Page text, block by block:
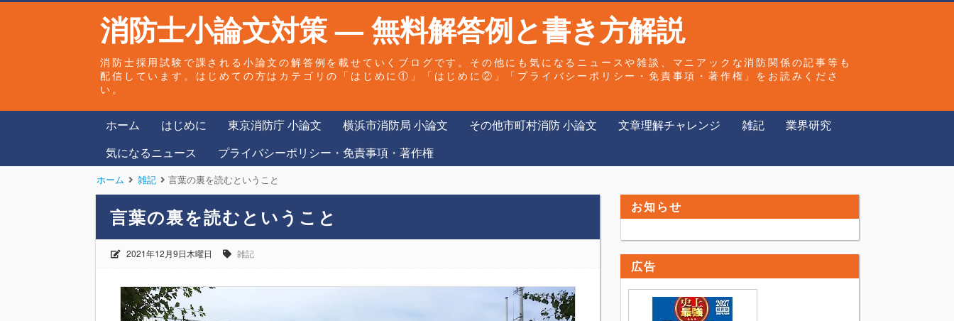
消防士小論文対策 — 無料解答例と書き方解説
消防士採用試験で課される小論文の解答例を載せていくブログです。その他にも気になるニュースや雑談、マニアックな消防関係の記事等も
配信しています。はじめての方はカテゴリの「はじめに①」「はじめに②」「プライバシーポリシー・免責事項・著作権」をお読みくださ
い。
ホーム はじめに 東京消防庁 小論文 横浜市消防局 小論文 その他市町村消防 小論文 文章理解チャレンジ 雑記
業界研究
気になるニュース
プライバシーポリシー・免責事項・著作権
ホーム 雑記 言葉の裏を読むということ
言葉の裏を読むということ
2021年12月9日木曜日 雑記
お知らせ
広告